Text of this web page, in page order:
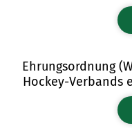
Ehrungsordnung
Hockey-Verbands